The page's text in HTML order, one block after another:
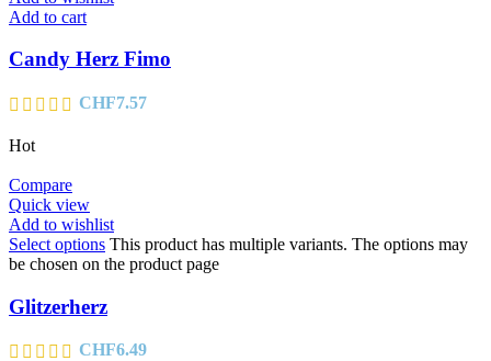
Add to cart
Candy Herz Fimo
CHF7.57
Hot
Compare
Quick view
Add to wishlist
Select options This product has multiple variants. The options may
be chosen on the product page
Glitzerherz
CHF6.49